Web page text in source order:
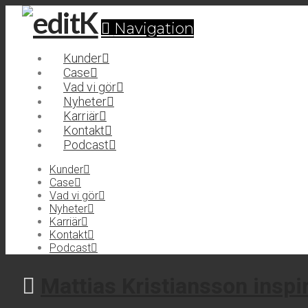
Navigation
Kunder
Case
Vad vi gör
Nyheter
Karriär
Kontakt
Podcast
Kunder
Case
Vad vi gör
Nyheter
Karriär
Kontakt
Podcast